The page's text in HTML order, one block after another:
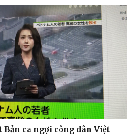
ca ngợi công dân Việt